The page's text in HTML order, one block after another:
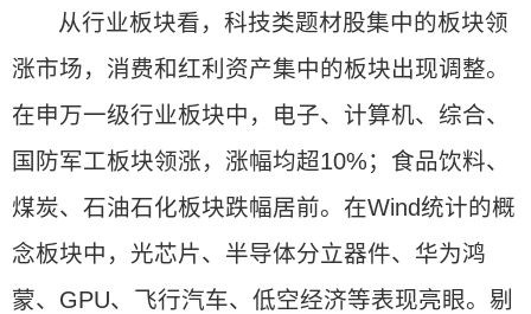
从行业板块看，科技类题材股集中的板块领
涨市场，消费和红利资产集中的板块出现调整。
在申万一级行业板块中，电子、计算机、综合、
国防军工板块领涨，涨幅均超10%；食品饮料、
煤炭、石油石化板块跌幅居前。在Wind统计的概
念板块中，光芯片、半导体分立器件、华为鸿
蒙、GPU、飞行汽车、低空经济等表现亮眼。剔